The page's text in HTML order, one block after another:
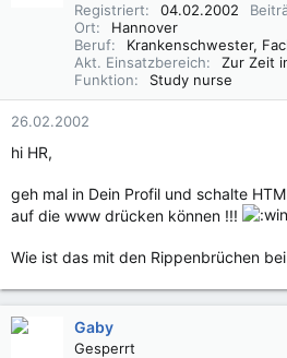
Registriert
04.02.2002
Ort
Hannover
Beruf
Akt. Einsatzbereich
Zur Zeit
Funktion
Study nurse
26.02.2002
hi HR,
geh mal in Dein Profil und schalte
auf die www drücken können !!!
Wie ist das mit den Rippenbrüchen
Gaby
Gesperrt